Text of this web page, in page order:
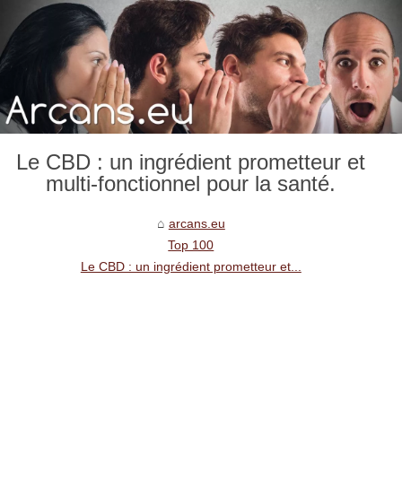
Le CBD : un ingrédient prometteur et
multi-fonctionnel pour la santé.
arcans.eu
Top 100
Le CBD : un ingrédient prometteur et...